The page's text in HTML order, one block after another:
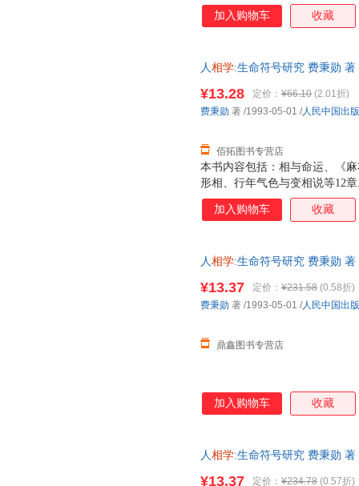
加入购物车 收藏
人相学:生命符号研究 费秉勋
本书内容包括：相与命运、《
形相、行年气色与变相说等12
¥13.28 定价： ¥66.10 (2.01折)
佰拓图书专营店
费秉勋 著 /1993-05-01 /人民中国出
加入购物车 收藏
人相学:生命符号研究 费秉勋
¥13.37 定价： ¥231.58 (0.58折)
鼎鑫图书专营店
费秉勋 著 /1993-05-01 /人民中国出
加入购物车 收藏
人相学:生命符号研究 费秉勋
¥13.37 定价： ¥234.78 (0.57折)